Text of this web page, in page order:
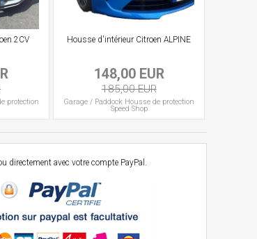
2CV
protection
Housse d'intérieur Citroen ALPINE
148,00 EUR
185,00 EUR
Garage / Paddock Housse de protection
Speed Shop
directement avec votre compte PayPal.